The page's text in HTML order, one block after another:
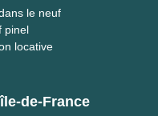
le neuf
pinel
locative
de-France